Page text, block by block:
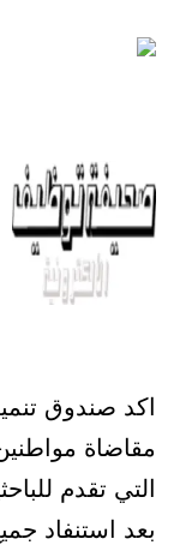
اكد صندوق
مقاضاة
التي تقدم
بعد استنفاد